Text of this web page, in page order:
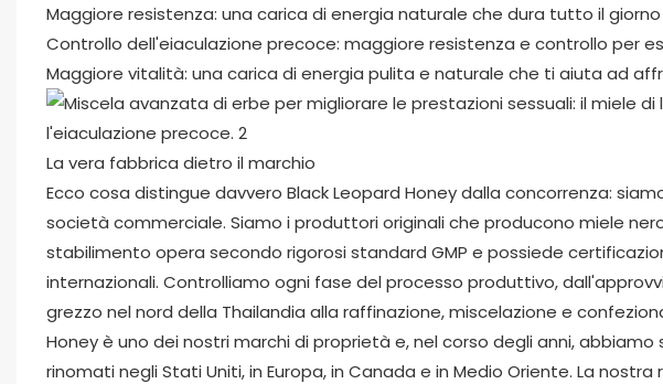
Maggiore resistenza: una carica di energia naturale che dura tutto il
Controllo dell'eiaculazione precoce: maggiore resistenza e controllo per
Maggiore vitalità: una carica di energia pulita e naturale che ti aiuta ad
La vera fabbrica dietro il marchio
Ecco cosa distingue davvero Black Leopard Honey dalla concorrenza:
società commerciale. Siamo i produttori originali che producono miele
stabilimento opera secondo rigorosi standard GMP e possiede
internazionali. Controlliamo ogni fase del processo produttivo,
grezzo nel nord della Thailandia alla raffinazione, miscelazione e
Honey è uno dei nostri marchi di proprietà e, nel corso degli anni,
rinomati negli Stati Uniti, in Europa, in Canada e in Medio Oriente. La